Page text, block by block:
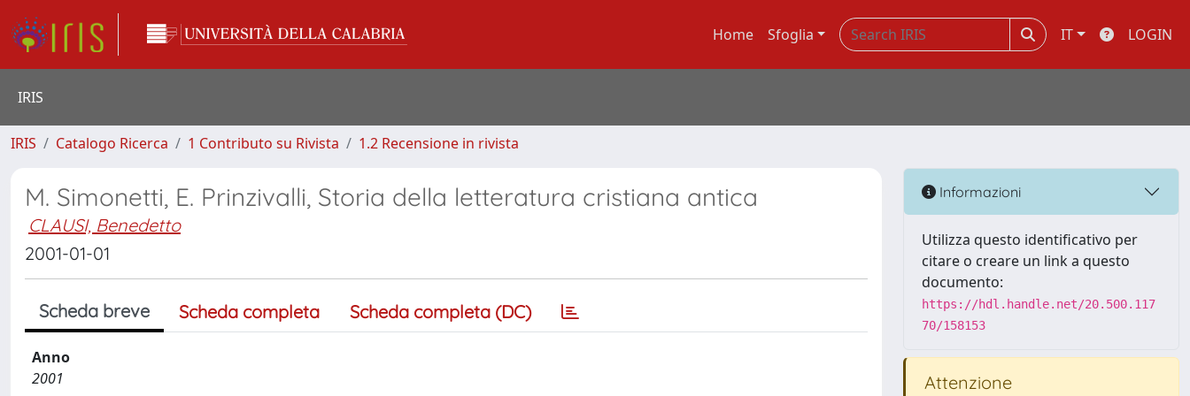
Home Sfoglia IT LOGIN
IRIS
IRIS Catalogo Ricerca 1 Contributo su Rivista 1.2 Recensione in rivista
M. Simonetti, E. Prinzivalli, Storia della letteratura cristiana antica
CLAUSI, Benedetto
2001-01-01
Scheda breve Scheda completa Scheda completa (DC)
Anno
2001
Informazioni
Utilizza questo identificativo per
citare o creare un link a questo
documento:
https://hdl.handle.net/20.500.117
70/158153
Attenzione